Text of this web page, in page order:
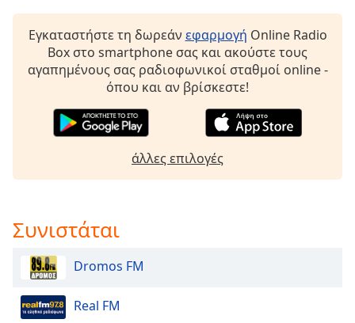
Text
Background
Color
Opacity
Size
Εγκαταστήστε τη δωρεάν εφαρμογή Online Radio
Box στο smartphone σας και ακούστε τους
αγαπημένους σας ραδιοφωνικοί σταθμοί online -
όπου και αν βρίσκεστε!
άλλες επιλογές
Συνιστάται
Dromos FM
Real FM